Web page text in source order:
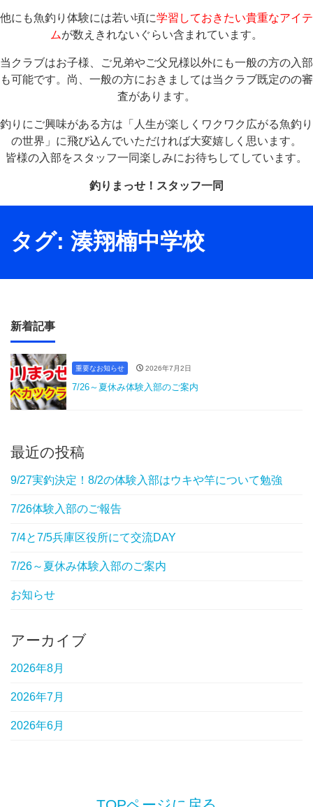
他にも魚釣り体験には若い頃に学習しておきたい貴重なアイテ
ムが数えきれないぐらい含まれています。
当クラブはお子様、ご兄弟やご父兄様以外にも一般の方の入部
も可能です。尚、一般の方におきましては当クラブ既定のの審
査があります。
釣りにご興味がある方は「人生が楽しくワクワク広がる魚釣り
の世界」に飛び込んでいただければ大変嬉しく思います。
皆様の入部をスタッフ一同楽しみにお待ちしてしています。
釣りまっせ！スタッフ一同
タグ: 湊翔楠中学校
新着記事
重要なお知らせ 2026年7月2日
7/26～夏休み体験入部のご案内
最近の投稿
9/27実釣決定！8/2の体験入部はウキや竿について勉強
7/26体験入部のご報告
7/4と7/5兵庫区役所にて交流DAY
7/26～夏休み体験入部のご案内
お知らせ
アーカイブ
2026年8月
2026年7月
2026年6月